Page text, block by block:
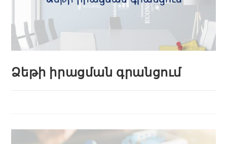
Ձեթի իրացման գրանցում